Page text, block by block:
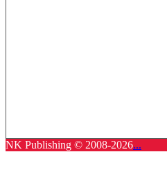
NK Publishing © 2008-2026...